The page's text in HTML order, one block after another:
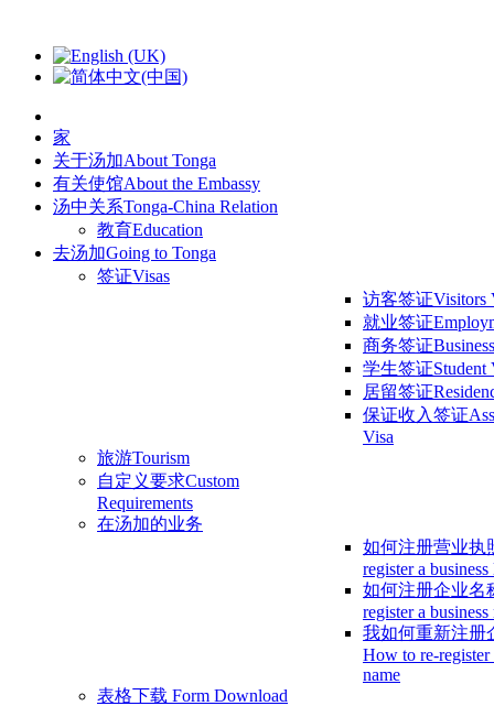
家
关于汤加About Tonga
有关使馆About the Embassy
汤中关系Tonga-China Relation
教育Education
去汤加Going to Tonga
签证Visas
访客签证Visitors
就业签证
商务签证
学生签证Student
居留签证
保证收入签证
Visa
旅游Tourism
自定义要求Custom
Requirements
在汤加的业务
如何注册营业执
register a business
如何注册企业名
register a business
我如何重新注册
How to re-register
name
表格下载 Form Download